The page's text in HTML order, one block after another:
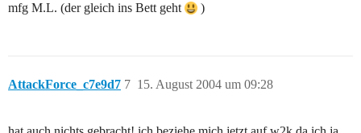
mfg M.L. (der gleich ins Bett geht
)
AttackForce_c7e9d7 15. August 2004 um 09:28
7